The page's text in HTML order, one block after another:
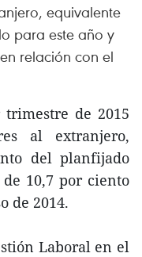
equivalente
para este año y
relación con el
de 2015
al extranjero,
del planfijado
10,7 por ciento
de 2014.
Laboral en el